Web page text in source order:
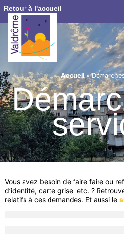
Retour à l'accueil
Accueil»
Vous avez besoin de faire faire ou
d’identité, carte grise, etc. ?
relatifs à ces demandes. Et aussi le